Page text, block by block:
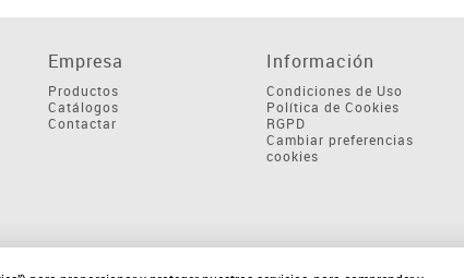
Empresa
Productos
Catálogos
Contactar
Información
Condiciones de Uso
Política de Cookies
RGPD
Cambiar preferencias
cookies